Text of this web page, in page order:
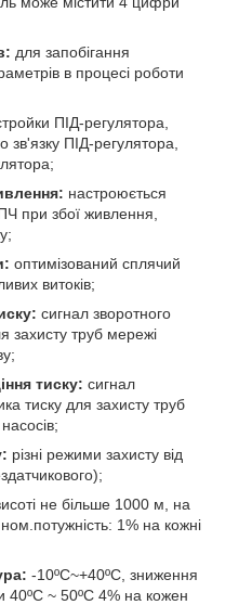
для запобігання
в процесі роботи
ПІД-регулятора,
зв'язку ПІД-регулятора,
настроюється
при збої живлення,
оптимізований сплячий
витоків;
сигнал зворотного
захисту труб мережі
тиску: сигнал
тиску для захисту труб
різні режими захисту від
не більше 1000 м, на
1% на кожні
-10ºС~+40ºС, зниження
40ºC ~ 50ºC 4% на кожен